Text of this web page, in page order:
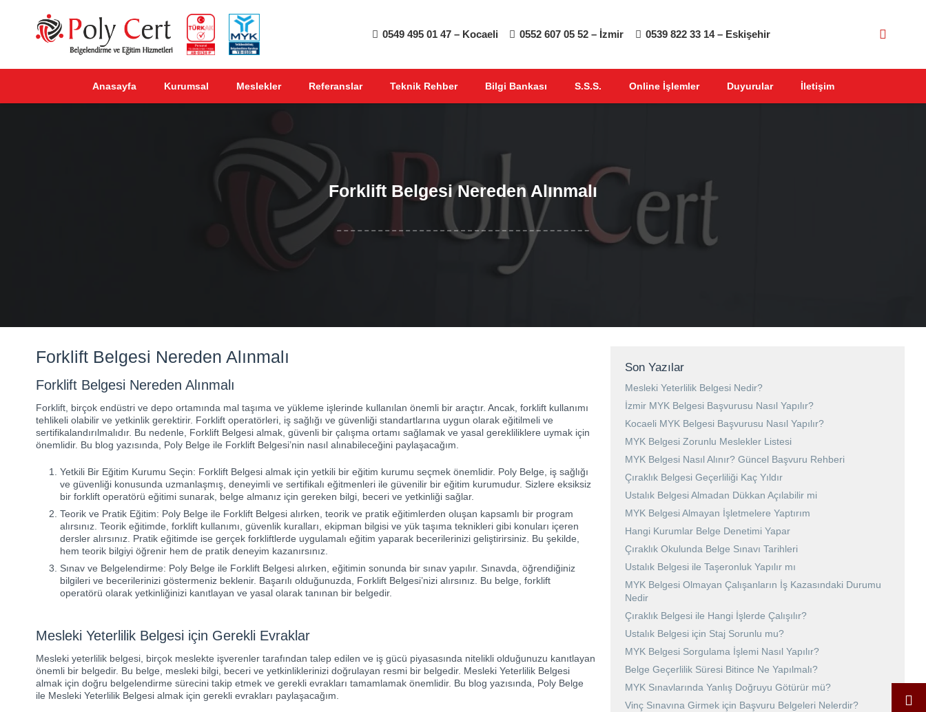
0549 495 01 47 – Kocaeli 0552 607 05 52 – İzmir 0539 822 33 14 – Eskişehir
Anasayfa Kurumsal Meslekler Referanslar Teknik Rehber Bilgi Bankası S.S.S. Online İşlemler Duyurular İletişim
Forklift Belgesi Nereden Alınmalı
Forklift Belgesi Nereden Alınmalı
Forklift Belgesi Nereden Alınmalı
Forklift, birçok endüstri ve depo ortamında mal taşıma ve yükleme işlerinde kullanılan önemli bir araçtır. Ancak, forklift kullanımı
tehlikeli olabilir ve yetkinlik gerektirir. Forklift operatörleri, iş sağlığı ve güvenliği standartlarına uygun olarak eğitilmeli ve
sertifikalandırılmalıdır. Bu nedenle, Forklift Belgesi almak, güvenli bir çalışma ortamı sağlamak ve yasal gerekliliklere uymak için
önemlidir. Bu blog yazısında, Poly Belge ile Forklift Belgesi’nin nasıl alınabileceğini paylaşacağım.
Yetkili Bir Eğitim Kurumu Seçin: Forklift Belgesi almak için yetkili bir eğitim kurumu seçmek önemlidir. Poly Belge, iş sağlığı
ve güvenliği konusunda uzmanlaşmış, deneyimli ve sertifikalı eğitmenleri ile güvenilir bir eğitim kurumudur. Sizlere eksiksiz
bir forklift operatörü eğitimi sunarak, belge almanız için gereken bilgi, beceri ve yetkinliği sağlar.
Teorik ve Pratik Eğitim: Poly Belge ile Forklift Belgesi alırken, teorik ve pratik eğitimlerden oluşan kapsamlı bir program
alırsınız. Teorik eğitimde, forklift kullanımı, güvenlik kuralları, ekipman bilgisi ve yük taşıma teknikleri gibi konuları içeren
dersler alırsınız. Pratik eğitimde ise gerçek forkliftlerde uygulamalı eğitim yaparak becerilerinizi geliştirirsiniz. Bu şekilde,
hem teorik bilgiyi öğrenir hem de pratik deneyim kazanırsınız.
Sınav ve Belgelendirme: Poly Belge ile Forklift Belgesi alırken, eğitimin sonunda bir sınav yapılır. Sınavda, öğrendiğiniz
bilgileri ve becerilerinizi göstermeniz beklenir. Başarılı olduğunuzda, Forklift Belgesi’nizi alırsınız. Bu belge, forklift
operatörü olarak yetkinliğinizi kanıtlayan ve yasal olarak tanınan bir belgedir.
Mesleki Yeterlilik Belgesi için Gerekli Evraklar
Mesleki yeterlilik belgesi, birçok meslekte işverenler tarafından talep edilen ve iş gücü piyasasında nitelikli olduğunuzu kanıtlayan
önemli bir belgedir. Bu belge, mesleki bilgi, beceri ve yetkinliklerinizi doğrulayan resmi bir belgedir. Mesleki Yeterlilik Belgesi
almak için doğru belgelendirme sürecini takip etmek ve gerekli evrakları tamamlamak önemlidir. Bu blog yazısında, Poly Belge
ile Mesleki Yeterlilik Belgesi almak için gerekli evrakları paylaşacağım.
Son Yazılar
Mesleki Yeterlilik Belgesi Nedir?
İzmir MYK Belgesi Başvurusu Nasıl Yapılır?
Kocaeli MYK Belgesi Başvurusu Nasıl Yapılır?
MYK Belgesi Zorunlu Meslekler Listesi
MYK Belgesi Nasıl Alınır? Güncel Başvuru Rehberi
Çıraklık Belgesi Geçerliliği Kaç Yıldır
Ustalık Belgesi Almadan Dükkan Açılabilir mi
MYK Belgesi Almayan İşletmelere Yaptırım
Hangi Kurumlar Belge Denetimi Yapar
Çıraklık Okulunda Belge Sınavı Tarihleri
Ustalık Belgesi ile Taşeronluk Yapılır mı
MYK Belgesi Olmayan Çalışanların İş Kazasındaki Durumu
Nedir
Çıraklık Belgesi ile Hangi İşlerde Çalışılır?
Ustalık Belgesi için Staj Sorunlu mu?
MYK Belgesi Sorgulama İşlemi Nasıl Yapılır?
Belge Geçerlilik Süresi Bitince Ne Yapılmalı?
MYK Sınavlarında Yanlış Doğruyu Götürür mü?
Vinç Sınavına Girmek için Başvuru Belgeleri Nelerdir?